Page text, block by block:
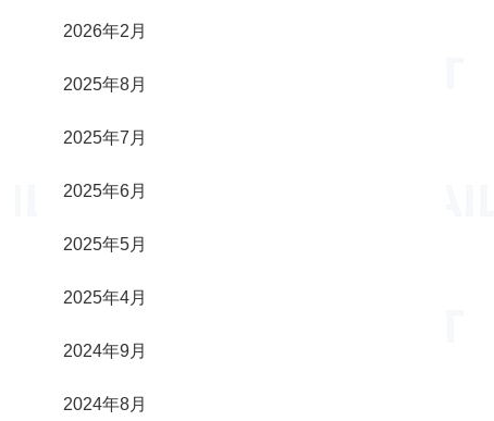
2026年2月
2025年8月
2025年7月
2025年6月
2025年5月
2025年4月
2024年9月
2024年8月